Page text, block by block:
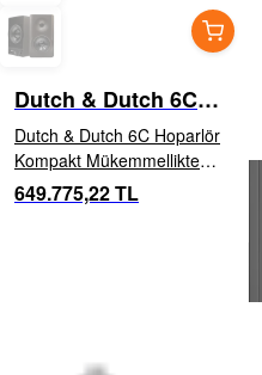
Dutch & Dutch 6C
Hoparlör Gloss Black
Dutch & Dutch 6C Hoparlör
Kompakt Mükemmellikte
Yeni Bir Dönüm Noktası
Dutch & Dutc...
649.775,22 TL